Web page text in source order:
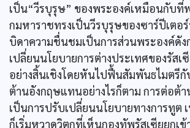
เป็น“วีรบุรุษ” ของพระองค์เหมือนกับที่พ
กมหาราชทรงเป็นวีรบุรุษของซาร์ปีเตอ
บิดาความชื่นชมเป็นการส่วนพระองค์ดัง
เปลี่ยนนโยบายการต่างประเทศของรัสเ
อย่างสิ้นเชิงโดยหันไปฟื้นสัมพันธไมตรีกั
ต้านอังกฤษแทนอย่างไรก็ตาม การต่อต้
เป็นการปรับเปลี่ยนนโยบายทางการทูต
ก็เริ่มหวาดวิตกที่เห็นกองทัพรัสเซียยกเข้